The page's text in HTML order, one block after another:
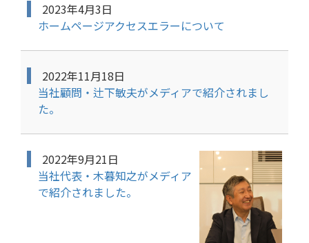
2023年4月3日
ホームページアクセスエラーについて
2022年11月18日
当社顧問・辻下敏夫がメディアで紹介されまし
た。
2022年9月21日
当社代表・木暮知之がメディア
で紹介されました。